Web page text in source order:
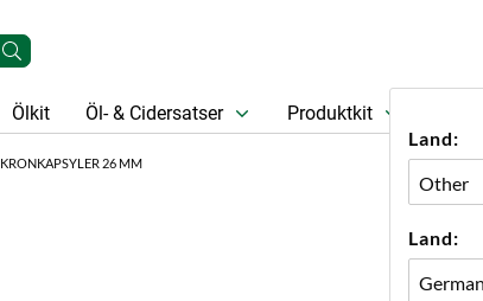
Land:
Land:
Ölkit Öl- & Cidersatser Produktkit
KRONKAPSYLER 26 MM